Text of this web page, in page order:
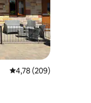
4,78 av 5 i
4,78 (209)